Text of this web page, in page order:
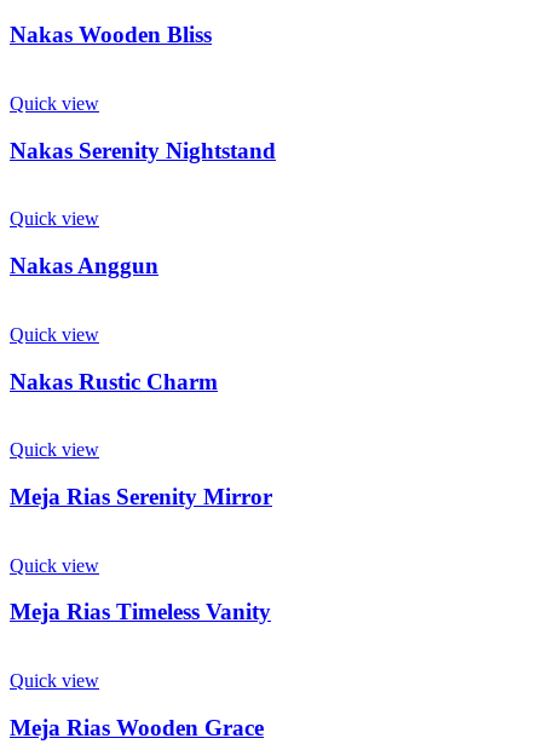
Nakas Wooden Bliss
Quick view
Nakas Serenity Nightstand
Quick view
Nakas Anggun
Quick view
Nakas Rustic Charm
Quick view
Meja Rias Serenity Mirror
Quick view
Meja Rias Timeless Vanity
Quick view
Meja Rias Wooden Grace